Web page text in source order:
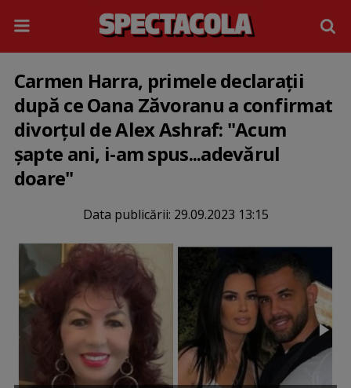
Carmen Harra, primele declarații
după ce Oana Zăvoranu a confirmat
divorțul de Alex Ashraf: "Acum
șapte ani, i-am spus...adevărul
doare"
Data publicării: 29.09.2023 13:15